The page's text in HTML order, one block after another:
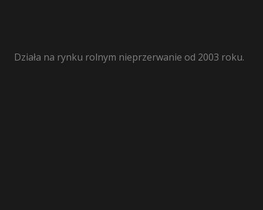
Działa na rynku rolnym nieprzerwanie od 2003 roku.